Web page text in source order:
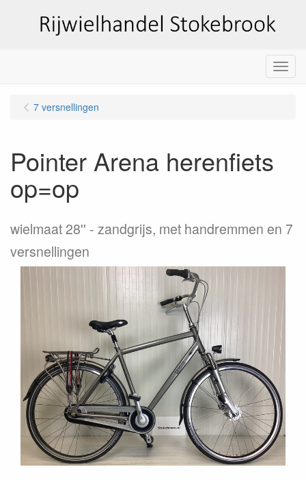
Menu
7 versnellingen
Pointer Arena herenfiets
op=op
wielmaat 28''
zandgrijs, met handremmen en 7
versnellingen